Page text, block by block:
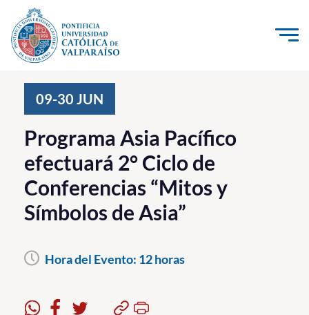
Click acá para ir directamente al contenido
Investigación, Creación e Innovación
PUCV Internacional
Vinculación con el Medio
Admisión
Pregrado
Formación Continua
09-30 JUN
Programa Asia Pacífico
efectuará 2° Ciclo de
Conferencias “Mitos y
Símbolos de Asia”
Hora del Evento: 12 horas